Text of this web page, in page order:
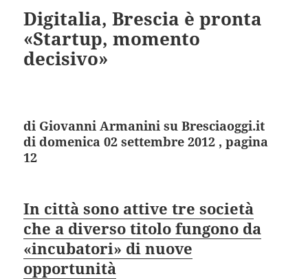
Digitalia, Brescia è pronta
«Startup, momento
decisivo»
di Giovanni Armanini su Bresciaoggi.it
di domenica 02 settembre 2012 , pagina
12
In città sono attive tre società
che a diverso titolo fungono da
«incubatori» di nuove
opportunità